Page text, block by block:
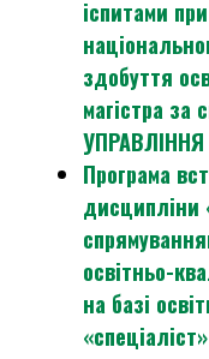
іспитами
здобуття
магістра за
Програма
дисципліни
освітньо-
на базі
«спеціаліст»